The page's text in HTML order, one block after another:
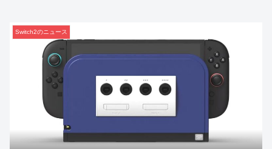
Switch2のニュース